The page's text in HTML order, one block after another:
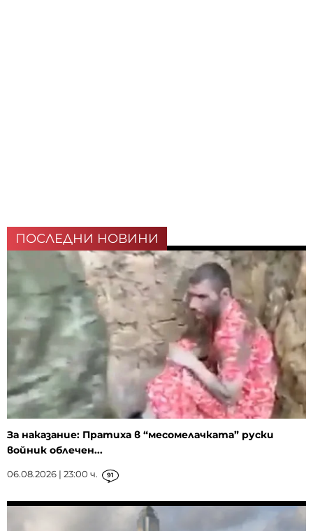
ПОСЛЕДНИ НОВИНИ
За наказание: Пратиха в “месомелачката” руски
войник облечен...
06.08.2026 | 23:00 ч. 91